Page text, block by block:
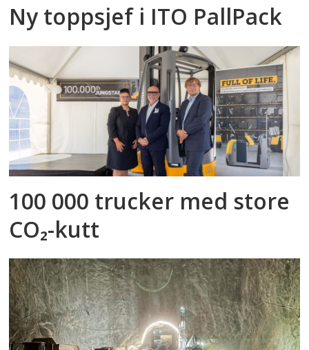
Ny toppsjef i ITO PallPack
100 000 trucker med store
CO₂-kutt